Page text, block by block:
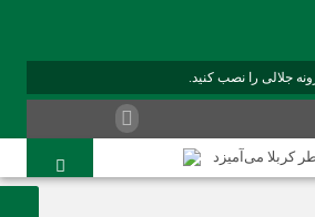
جلالی را نصب کنید.
کربلا می‌آمیزد